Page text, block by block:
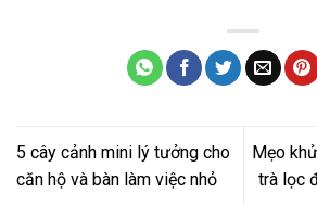
5 cây cảnh mini lý tưởng cho
căn hộ và bàn làm việc nhỏ
Mẹo
trà lọc